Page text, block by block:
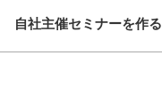
自社主催セミナーを作る